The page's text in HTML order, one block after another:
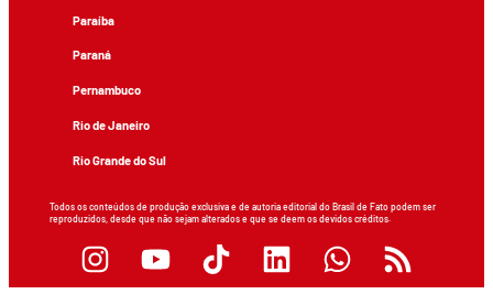
Paraíba
Paraná
Pernambuco
Rio de Janeiro
Rio Grande do Sul
Todos os conteúdos de produção exclusiva e de autoria editorial do Brasil de Fato podem ser
reproduzidos, desde que não sejam alterados e que se deem os devidos créditos.